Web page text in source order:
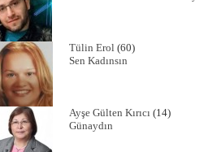
Tülin Erol(60)
Sen Kadınsın
Ayşe Gülten Kırıcı(14)
Günaydın